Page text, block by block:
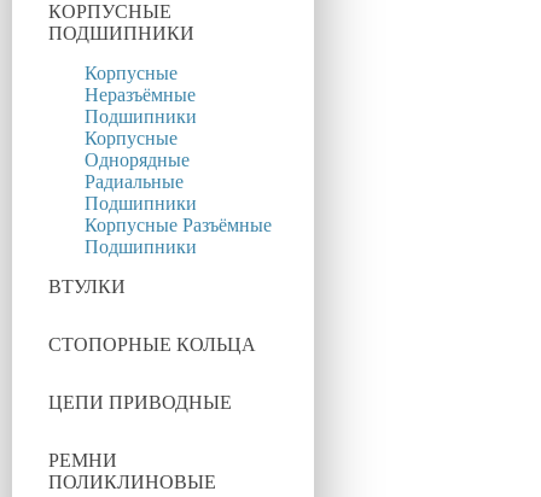
КОРПУСНЫЕ
ПОДШИПНИКИ
Корпусные
Неразъёмные
Подшипники
Корпусные
Однорядные
Радиальные
Подшипники
Корпусные Разъёмные
Подшипники
ВТУЛКИ
СТОПОРНЫЕ КОЛЬЦА
ЦЕПИ ПРИВОДНЫЕ
РЕМНИ
ПОЛИКЛИНОВЫЕ